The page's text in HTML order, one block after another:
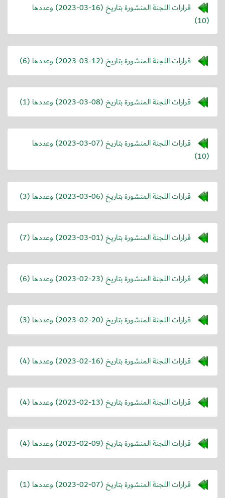
قرارات اللجنة المنشورة بتاريخ (2023-03-16) وعددها
(10)
قرارات اللجنة المنشورة بتاريخ (2023-03-12) وعددها (6)
قرارات اللجنة المنشورة بتاريخ (2023-03-08) وعددها (1)
قرارات اللجنة المنشورة بتاريخ (2023-03-07) وعددها
(10)
قرارات اللجنة المنشورة بتاريخ (2023-03-06) وعددها (3)
قرارات اللجنة المنشورة بتاريخ (2023-03-01) وعددها (7)
قرارات اللجنة المنشورة بتاريخ (2023-02-23) وعددها (6)
قرارات اللجنة المنشورة بتاريخ (2023-02-20) وعددها (3)
قرارات اللجنة المنشورة بتاريخ (2023-02-16) وعددها (4)
قرارات اللجنة المنشورة بتاريخ (2023-02-13) وعددها (4)
قرارات اللجنة المنشورة بتاريخ (2023-02-09) وعددها (4)
قرارات اللجنة المنشورة بتاريخ (2023-02-07) وعددها (1)